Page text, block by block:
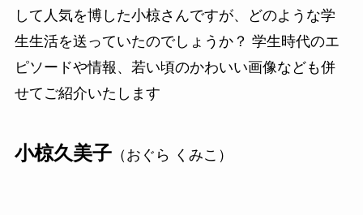
して人気を博した小椋さんですが、どのような学
生生活を送っていたのでしょうか？ 学生時代のエ
ピソードや情報、若い頃のかわいい画像なども併
せてご紹介いたします
小椋久美子（おぐら くみこ）